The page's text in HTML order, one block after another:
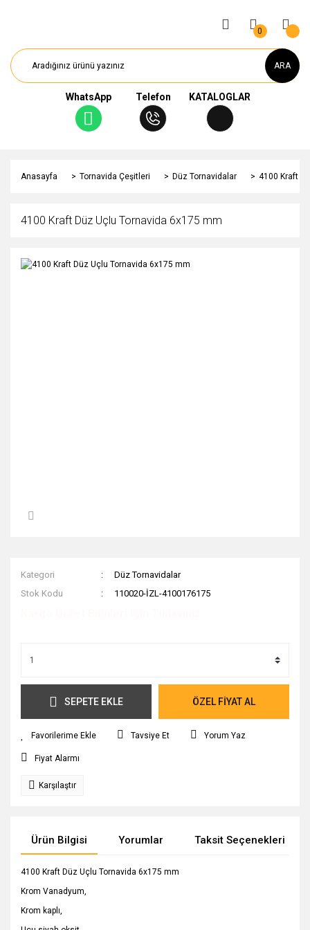
ARA
WhatsApp Telefon KATALOGLAR
0
Anasayfa Tornavida Çeşitleri Düz Tornavidalar 4100 Kraft
4100 Kraft Düz Uçlu Tornavida 6x175 mm
Kategori
Düz Tornavidalar
Stok Kodu
110020-İZL-4100176175
SEPETE EKLE ÖZEL FİYAT AL
Tavsiye Et Yorum Yaz
Fiyat Alarmı
Karşılaştır
Ürün Bilgisi Yorumlar Taksit Seçenekleri
4100 Kraft Düz Uçlu Tornavida 6x175 mm
Krom Vanadyum,
Krom kaplı,